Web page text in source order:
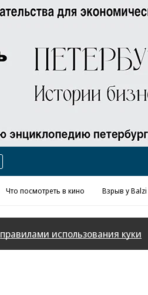
Реклама в «Ъ»
Что посмотреть в кино Взрыв у Balzi
правилами использования куки